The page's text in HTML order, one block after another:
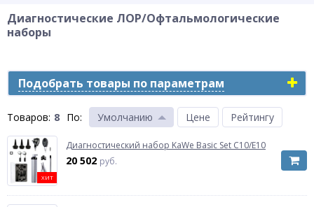
Диагностические ЛОР/Офтальмологические
наборы
Подобрать товары по параметрам
Товаров: 8 По: Умолчанию Цене Рейтингу
ХИТ
Диагностический набор KaWe Basic Set C10/E10
20 502 руб.